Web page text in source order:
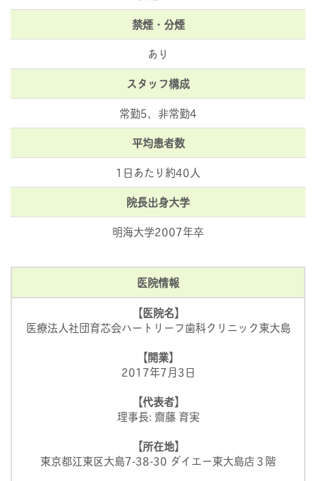
禁煙・分煙
あり
スタッフ構成
常勤5、非常勤4
平均患者数
1日あたり約40人
院長出身大学
明海大学2007年卒
医院情報
【医院名】
医療法人社団育芯会ハートリーフ歯科クリニック東大島
【開業】
2017年7月3日
【代表者】
理事長: 齋藤 育実
【所在地】
東京都江東区大島7-38-30 ダイエー東大島店３階